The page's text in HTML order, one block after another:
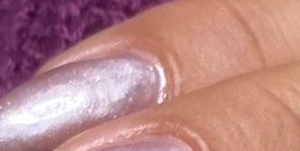
(soins visage) à